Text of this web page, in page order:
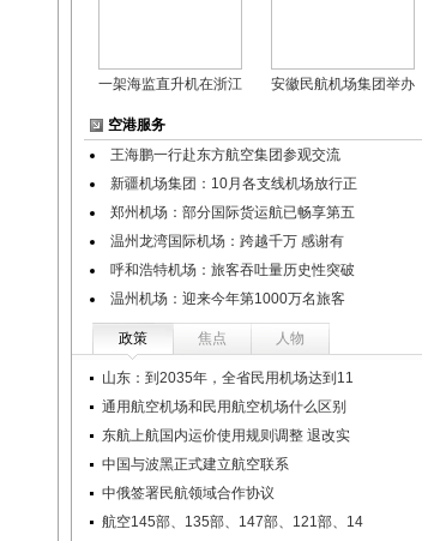
一架海监直升机在浙江 安徽民航机场集团举办
空港服务
王海鹏一行赴东方航空集团参观交流
新疆机场集团：10月各支线机场放行正
郑州机场：部分国际货运航已畅享第五
温州龙湾国际机场：跨越千万 感谢有
呼和浩特机场：旅客吞吐量历史性突破
温州机场：迎来今年第1000万名旅客
政策 焦点 人物
山东：到2035年，全省民用机场达到11
通用航空机场和民用航空机场什么区别
东航上航国内运价使用规则调整 退改实
中国与波黑正式建立航空联系
中俄签署民航领域合作协议
航空145部、135部、147部、121部、14